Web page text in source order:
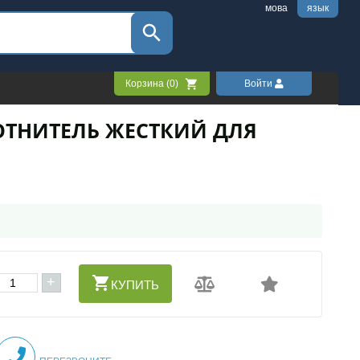
мова язык
Корзина (0) Войти
ЖЕСТКИЙ ДЛЯ
+ КУПИТЬ